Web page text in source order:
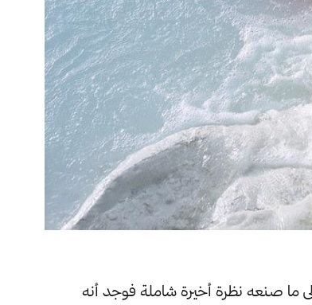
ما صنعه نظرة أخيرة شاملة فوجد أنه